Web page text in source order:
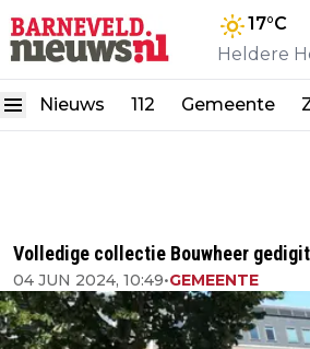
17°C
Heldere
Nieuws 112 Gemeente
Volledige collectie Bouwheer
04 JUN 2024, 10:49•GEMEENTE